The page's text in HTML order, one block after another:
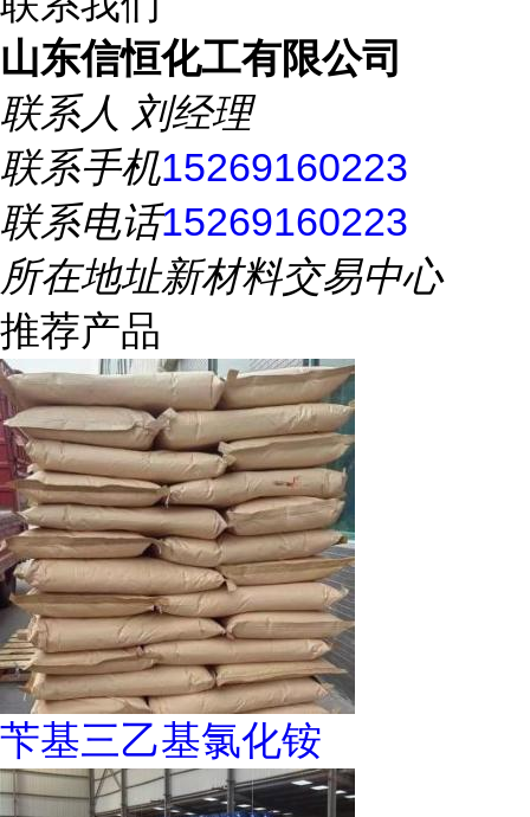
山东信恒化工有限公司
联系人 刘经理
联系手机15269160223
联系电话15269160223
所在地址新材料交易中心
推荐产品
苄基三乙基氯化铵